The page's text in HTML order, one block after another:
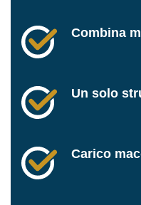
Combina
Un solo
Carico